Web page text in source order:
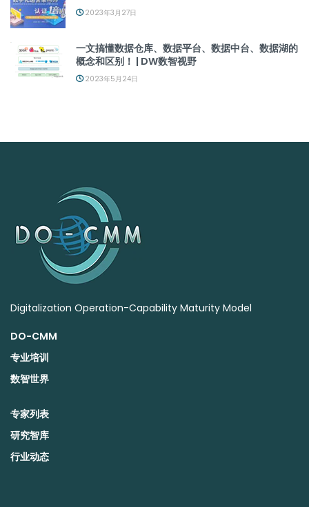
2023年3月27日
一文搞懂数据仓库、数据平台、数据中台、数据湖的
概念和区别！ | DW数智视野
2023年5月24日
Digitalization Operation-Capability Maturity Model
DO-CMM
专业培训
数智世界
专家列表
研究智库
行业动态